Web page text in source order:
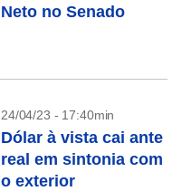
Neto no Senado
24/04/23 - 17:40min
Dólar à vista cai ante
real em sintonia com
o exterior